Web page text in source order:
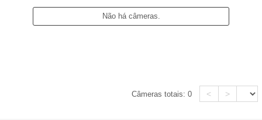
Não há câmeras.
Câmeras totais:0 < >